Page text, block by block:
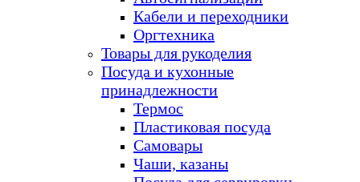
Кабели и переходники
Оргтехника
Товары для рукоделия
Посуда и кухонные
принадлежности
Термос
Пластиковая посуда
Самовары
Чаши, казаны